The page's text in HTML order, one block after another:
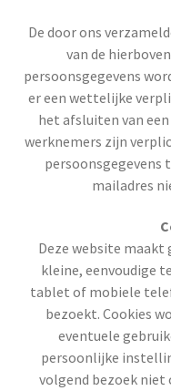
De door ons
van de
persoonsgegevens
er een wettelijke
het afsluiten van
werknemers zijn
persoonsgegevens
mailadres
Deze website maakt
kleine, eenvoudige
tablet of mobiele
bezoekt. Cookies
eventuele
persoonlijke
volgend bezoek niet